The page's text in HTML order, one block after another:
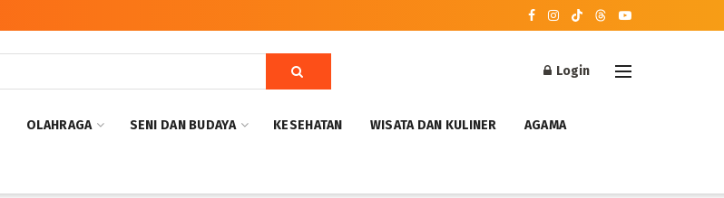
Login
OLAHRAGA SENI DAN BUDAYA KESEHATAN WISATA DAN KULINER AGAMA